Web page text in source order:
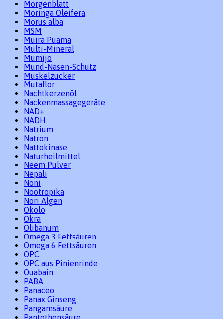
Morgenblatt
Moringa Oleifera
Morus alba
MSM
Muira Puama
Multi-Mineral
Mumijo
Mund-Nasen-Schutz
Muskelzucker
Mutaflor
Nachtkerzenöl
Nackenmassagegeräte
NAD+
NADH
Natrium
Natron
Nattokinase
Naturheilmittel
Neem Pulver
Nepali
Noni
Nootropika
Nori Algen
Okolo
Okra
Olibanum
Omega 3 Fettsäuren
Omega 6 Fettsäuren
OPC
OPC aus Pinienrinde
Ouabain
PABA
Panaceo
Panax Ginseng
Pangamsäure
Pantothensäure